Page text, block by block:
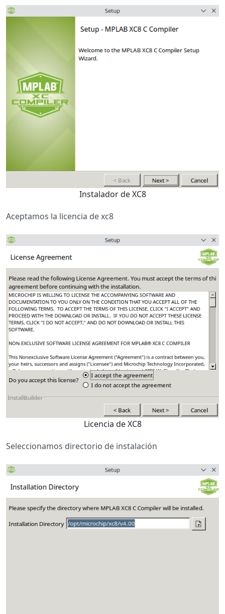
Instalador de XC8
Aceptamos la licencia de xc8
Licencia de XC8
Seleccionamos directorio de instalación